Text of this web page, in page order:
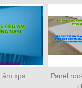
âm xps
Panel